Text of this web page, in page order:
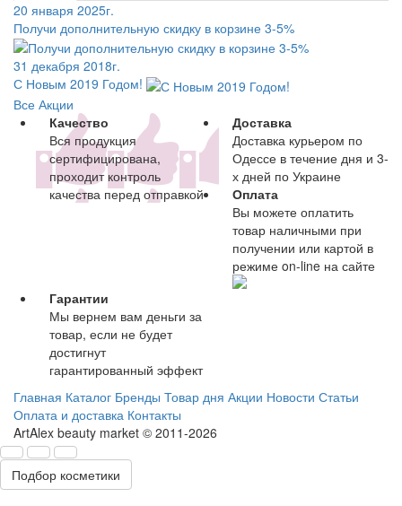
20 января 2025г.
Получи дополнительную скидку в корзине 3-5%
31 декабря 2018г.
С Новым 2019 Годом!
Все Акции
Качество
Вся продукция
сертифицирована,
проходит контроль
качества перед отправкой
Доставка
Доставка курьером по
Одессе в течение дня и 3-
х дней по Украине
Оплата
Вы можете оплатить
товар наличными при
получении или картой в
режиме on-line на сайте
Гарантии
Мы вернем вам деньги за
товар, если не будет
достигнут
гарантированный эффект
Главная Каталог Бренды Товар дня Акции Новости Статьи
Оплата и доставка Контакты
ArtAlex beauty market © 2011-2026
Подбор косметики